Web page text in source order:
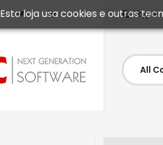
Skype
Esta loja usa cookies e outras